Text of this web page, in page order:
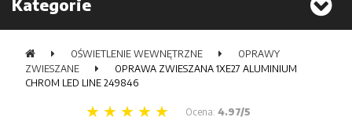
Kategorie
OŚWIETLENIE WEWNĘTRZNE
OPRAWY
ZWIESZANE
OPRAWA ZWIESZANA 1XE27 ALUMINIUM
CHROM LED LINE 249846
Ocena: 4.97/5